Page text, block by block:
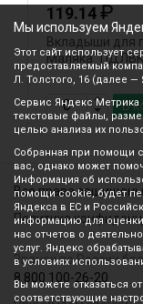
119.14₽
Вкладыши для
Маляка"
В
Все права
Политика
Звонок по России
8 800 100-26-20
Мы используем
Этот сайт использует
предоставляемый
Л. Толстого, 16 (далее —
Сервис Яндекс Метрика
текстовые файлы,
целью анализа их
Собранная при помощи
вас, однако может
Информация об
помощи cookie, будет
Яндекса в ЕС и
информацию для оценки
нас отчетов о
услуг. Яндекс
в условиях
Вы можете отказаться
соответствующие